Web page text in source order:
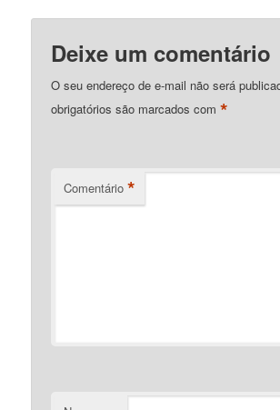
Deixe um comentário
O seu endereço de e-mail não será
obrigatórios são marcados com*
Comentário *